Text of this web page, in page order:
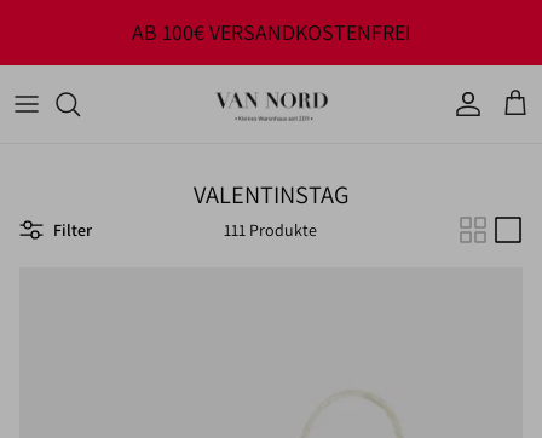
AB 100€ VERSANDKOSTENFREI
Konto
VALENTINSTAG
Filter 111 Produkte